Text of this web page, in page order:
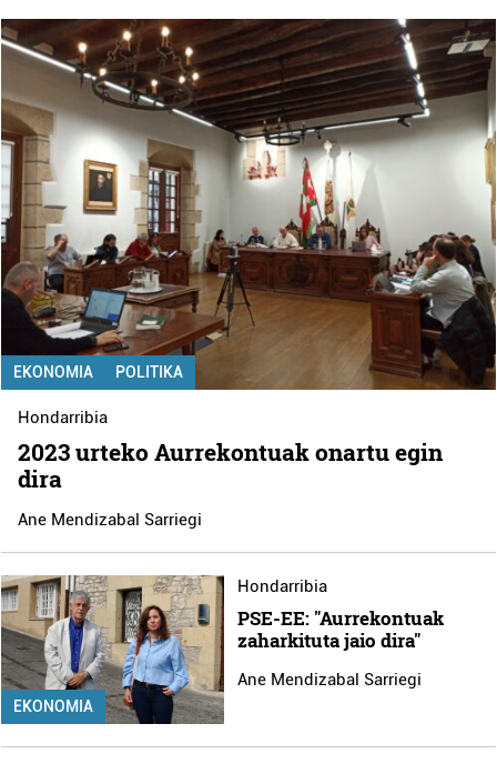
EKONOMIA POLITIKA
Hondarribia
2023 urteko Aurrekontuak onartu egin
dira
Ane Mendizabal Sarriegi
EKONOMIA
Hondarribia
PSE-EE: "Aurrekontuak
zaharkituta jaio dira"
Ane Mendizabal Sarriegi